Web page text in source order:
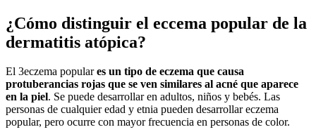
¿Cómo distinguir el eccema popular de la
dermatitis atópica?
El 3eczema populares un tipo de eczema que causa
protuberancias rojas que se ven similares al acné que aparece
en la piel. Se puede desarrollar en adultos, niños y bebés. Las
personas de cualquier edad y etnia pueden desarrollar eczema
popular, pero ocurre con mayor frecuencia en personas de color.